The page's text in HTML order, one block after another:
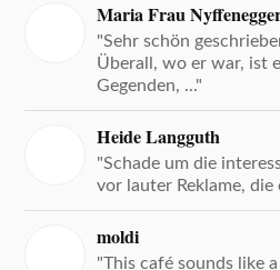
Maria Frau
"Sehr schön
Überall, wo er war, ist
Gegenden, ..."
Heide Langguth
"Schade um die
vor lauter Reklame, die
moldi
"This café sounds like